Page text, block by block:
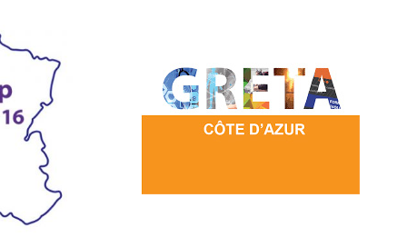
de
de
de Nice
le secteur
social du
Greta